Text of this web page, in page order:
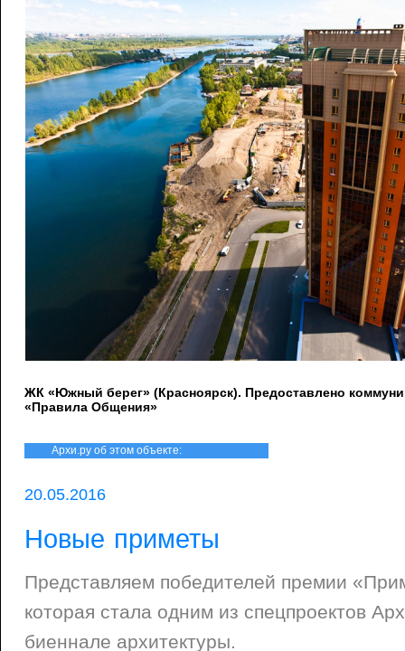
ЖК «Южный берег» (Красноярск). Предоставлено
«Правила Общения»
Архи.ру об этом объекте:
20.05.2016
Новые приметы
Представляем победителей премии
которая стала одним из спецпроектов
биеннале архитектуры.